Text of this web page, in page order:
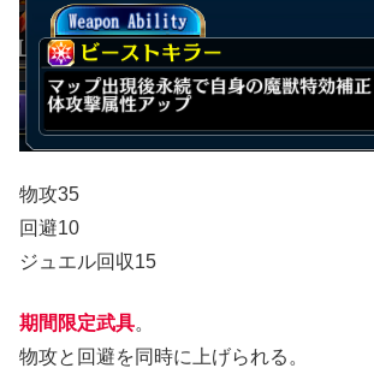
物攻35
回避10
ジュエル回収15
期間限定武具。
物攻と回避を同時に上げられる。